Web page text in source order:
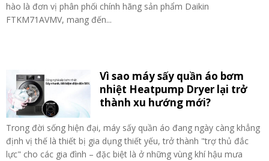
hào là đơn vị phân phối chính hãng sản phẩm Daikin
FTKM71AVMV, mang đến...
Vì sao máy sấy quần áo bơm
nhiệt Heatpump Dryer lại trở
thành xu hướng mới?
Trong đời sống hiện đại, máy sấy quần áo đang ngày càng khẳng
định vị thế là thiết bị gia dụng thiết yếu, trở thành "trợ thủ đắc
lực" cho các gia đình – đặc biệt là ở những vùng khí hậu mưa